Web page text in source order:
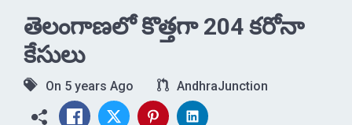
తెలంగాణలో కొత్తగా 204 కరోనా
కేసులు
On 5 years Ago AndhraJunction